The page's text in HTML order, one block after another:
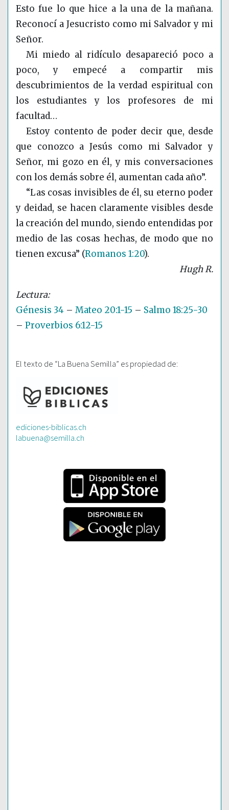
Esto fue lo que hice a la una de la mañana.
Reconocí a Jesucristo como mi Salvador y mi
Señor.
Mi miedo al ridículo desapareció poco a
poco, y empecé a compartir mis
descubrimientos de la verdad espiritual con
los estudiantes y los profesores de mi
facultad…
Estoy contento de poder decir que, desde
que conozco a Jesús como mi Salvador y
Señor, mi gozo en él, y mis conversaciones
con los demás sobre él, aumentan cada año”.
“Las cosas invisibles de él, su eterno poder
y deidad, se hacen claramente visibles desde
la creación del mundo, siendo entendidas por
medio de las cosas hechas, de modo que no
tienen excusa” (Romanos 1:20).
Hugh R.
Génesis 34 – Mateo 20:1-15 – Salmo 18:25-30
– Proverbios 6:12-15
El texto de “La Buena Semilla” es propiedad de:
ediciones-biblicas.ch
labuena@semilla.ch